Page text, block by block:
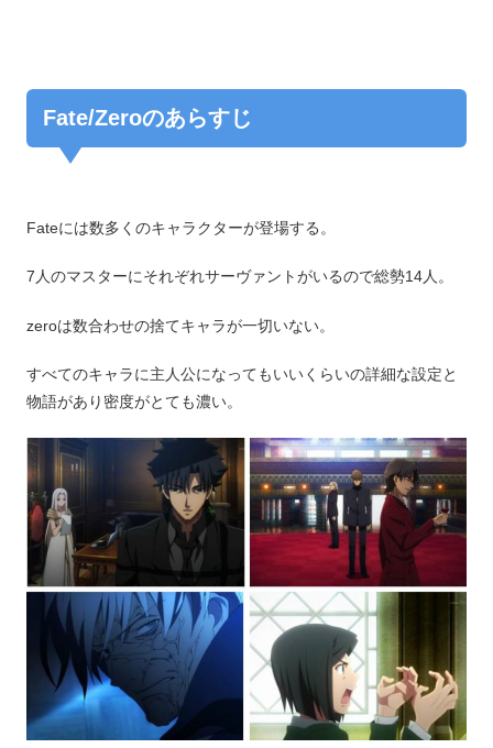
Fate/Zeroのあらすじ
Fateには数多くのキャラクターが登場する。
7人のマスターにそれぞれサーヴァントがいるので総勢14人。
zeroは数合わせの捨てキャラが一切いない。
すべてのキャラに主人公になってもいいくらいの詳細な設定と
物語があり密度がとても濃い。